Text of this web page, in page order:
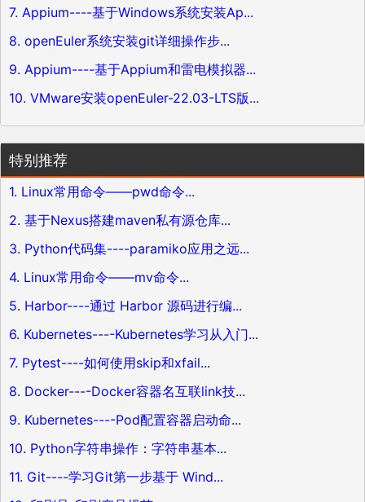
7. Appium----基于Windows系统安装Ap...
8. openEuler系统安装git详细操作步...
9. Appium----基于Appium和雷电模拟器...
10. VMware安装openEuler-22.03-LTS版...
特别推荐
1. Linux常用命令——pwd命令...
2. 基于Nexus搭建maven私有源仓库...
3. Python代码集----paramiko应用之远...
4. Linux常用命令——mv命令...
5. Harbor----通过 Harbor 源码进行编...
6. Kubernetes----Kubernetes学习从入门...
7. Pytest----如何使用skip和xfail...
8. Docker----Docker容器名互联link技...
9. Kubernetes----Pod配置容器启动命...
10. Python字符串操作：字符串基本...
11. Git----学习Git第一步基于 Wind...